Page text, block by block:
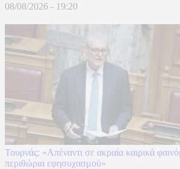
08/08/2026 - 19:20
Τουρνάς: «Απέναντι σε ακραία καιρικά
περιθώρια εφησυχασμού»